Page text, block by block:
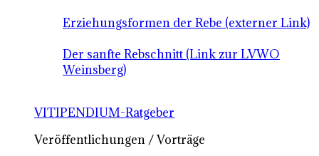
Erziehungsformen der Rebe (externer Link)
Der sanfte Rebschnitt (Link zur LVWO
Weinsberg)
VITIPENDIUM-Ratgeber
Veröffentlichungen / Vorträge